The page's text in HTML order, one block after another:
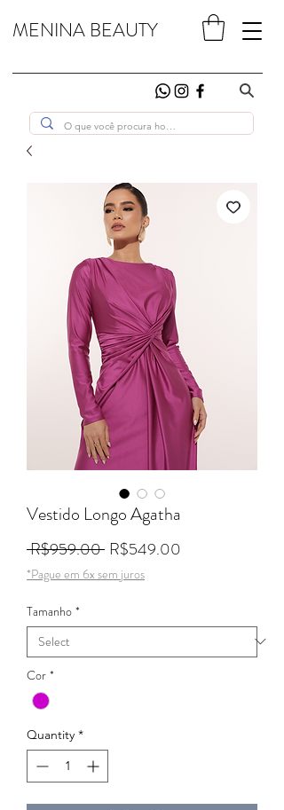
MENINA BEAUTY
Vestido Longo Agatha
R$959.00 Regular Price
R$549.00
*Pague em 6x sem juros
Tamanho *
Cor *
Quantity *